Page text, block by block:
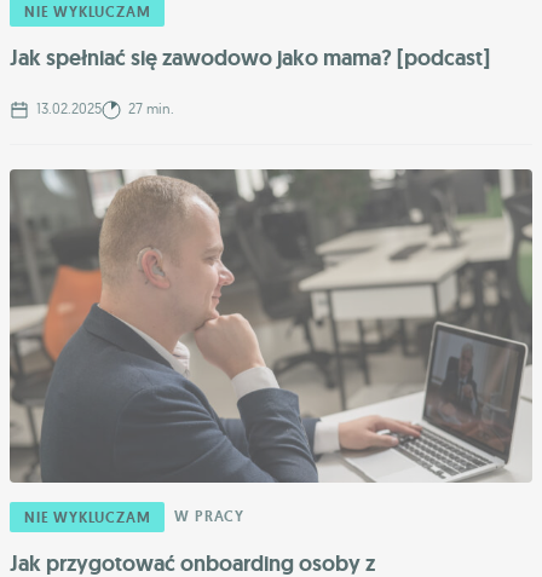
NIE WYKLUCZAM
Jak spełniać się zawodowo jako mama? [podcast]
13.02.2025 27 min.
NIE WYKLUCZAM W PRACY
Jak przygotować onboarding osoby z